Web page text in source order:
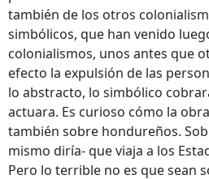
también de los otros
simbólicos, que han venido
colonialismos, unos antes que
efecto la expulsión de las
lo abstracto, lo simbólico
actuara. Es curioso cómo la
también sobre hondureños.
mismo diría- que viaja a los
Pero lo terrible no es que sean